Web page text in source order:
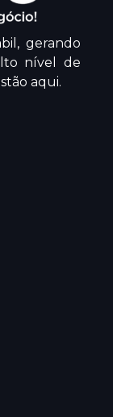
gerando
nível de
aqui.